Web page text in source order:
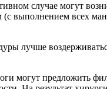
случае могут
выполнением всех
лучше
могут предложить